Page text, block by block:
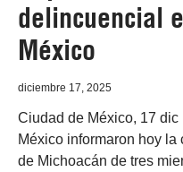
delincuencial
México
diciembre 17, 2025
Ciudad de México, 17
México informaron hoy
de Michoacán de tres